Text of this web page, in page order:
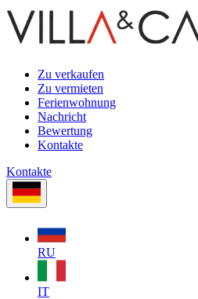
Zu verkaufen
Zu vermieten
Ferienwohnung
Nachricht
Bewertung
Kontakte
Kontakte
RU
IT